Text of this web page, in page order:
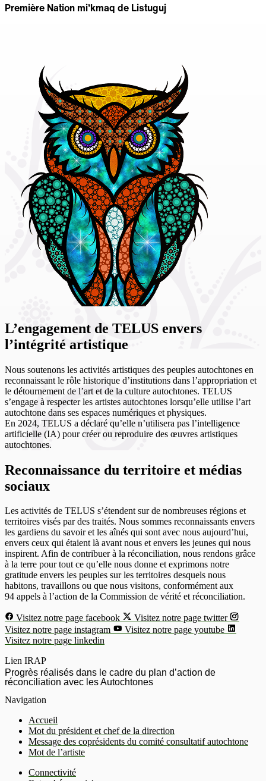
Première Nation mi’kmaq de Listuguj
L’engagement de TELUS envers
l’intégrité artistique
Nous soutenons les activités artistiques des peuples autochtones en
reconnaissant le rôle historique d’institutions dans l’appropriation et
le détournement de l’art et de la culture autochtones. TELUS
s’engage à respecter les artistes autochtones lorsqu’elle utilise l’art
autochtone dans ses espaces numériques et physiques.
En 2024, TELUS a déclaré qu’elle n’utilisera pas l’intelligence
artificielle (IA) pour créer ou reproduire des œuvres artistiques
autochtones.
Reconnaissance du territoire et médias
sociaux
Les activités de TELUS s’étendent sur de nombreuses régions et
territoires visés par des traités. Nous sommes reconnaissants envers
les gardiens du savoir et les aînés qui sont avec nous aujourd’hui,
envers ceux qui étaient là avant nous et envers les jeunes qui nous
inspirent. Afin de contribuer à la réconciliation, nous rendons grâce
à la terre pour tout ce qu’elle nous donne et exprimons notre
gratitude envers les peuples sur les territoires desquels nous
habitons, travaillons ou que nous visitons, conformément aux
94 appels à l’action de la Commission de vérité et réconciliation.
Visitez notre page facebook
Visitez notre page twitter
Visitez notre page instagram
Visitez notre page youtube
Visitez notre page linkedin
Lien IRAP
Progrès réalisés dans le cadre du plan d’action de
réconciliation avec les Autochtones
Navigation
Accueil
Mot du président et chef de la direction
Message des coprésidents du comité consultatif autochtone
Mot de l’artiste
Connectivité